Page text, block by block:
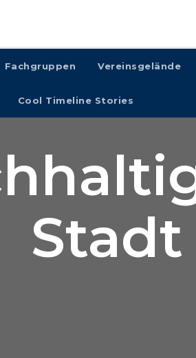
Fachgruppen Vereinsgelände
Cool Timeline Stories